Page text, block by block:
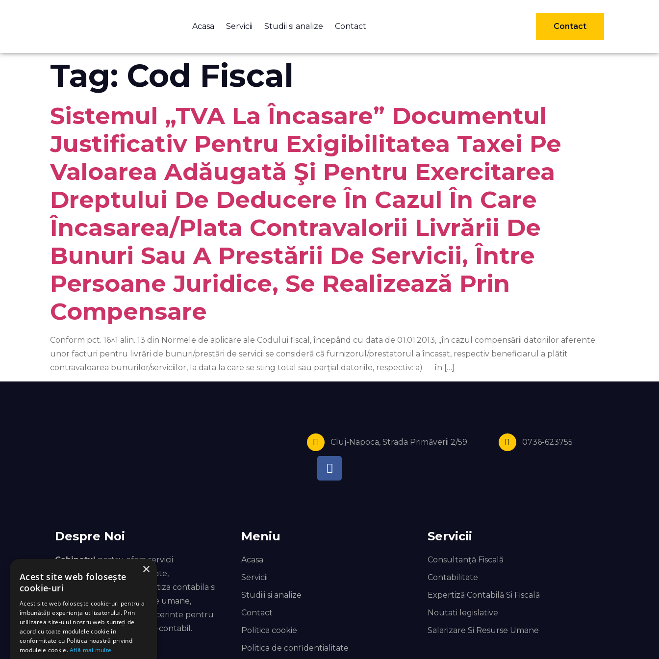
Acasa Servicii Studii si analize Contact Contact
Tag: Cod Fiscal
Sistemul „TVA La Încasare” Documentul
Justificativ Pentru Exigibilitatea Taxei Pe
Valoarea Adăugată Şi Pentru Exercitarea
Dreptului De Deducere În Cazul În Care
Încasarea/plata Contravalorii Livrării De
Bunuri Sau A Prestării De Servicii, Între
Persoane Juridice, Se Realizează Prin
Compensare
Conform pct. 16^1 alin. 13 din Normele de aplicare ale Codului fiscal, începând cu data de 01.01.2013, „în cazul compensării datoriilor aferente
unor facturi pentru livrări de bunuri/prestări de servicii se consideră că furnizorul/prestatorul a încasat, respectiv beneficiarul a plătit
contravaloarea bunurilor/serviciilor, la data la care se sting total sau parţial datoriile, respectiv: a) în […]
Cluj-Napoca, Strada Primăverii 2/59 0736-623755
Despre Noi
Cabinetul nostru ofera servicii
profesionale de contabilitate,
consultanta fiscala, expertiza contabila si
fiscala, salarizare si resurse umane,
acoperind toata gama de cerinte pentru
compartimentul financiar-contabil.
Meniu
Acasa
Servicii
Studiii si analize
Contact
Politica cookie
Politica de confidentialitate
Servicii
Consultanţă Fiscală
Contabilitate
Expertiză Contabilă Si Fiscală
Noutati legislative
Salarizare Si Resurse Umane
×
Acest site web folosește
cookie-uri
Acest site web folosește cookie-uri pentru a
îmbunătăți experiența utilizatorului. Prin
utilizarea site-ului nostru web sunteți de
acord cu toate modulele cookie în
conformitate cu Politica noastră privind
modulele cookie.Află mai multe